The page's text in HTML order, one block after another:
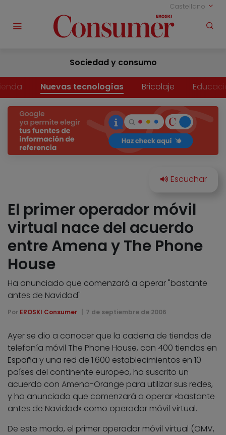
Castellano
Sociedad y consumo
Nuevas tecnologías Bricolaje
El primer operador móvil
virtual nace del acuerdo
entre Amena y The Phone
House
Ha anunciado que comenzará a operar "bastante
antes de Navidad"
Por EROSKI Consumer 7 de septiembre de 2006
Ayer se dio a conocer que la cadena de tiendas de
telefonía móvil The Phone House, con 400 tiendas en
España y una red de 1.600 establecimientos en 10
países del continente europeo, ha suscrito un
acuerdo con Amena-Orange para utilizar sus redes,
y ha anunciado que comenzará a operar «bastante
antes de Navidad» como operador móvil virtual.
De este modo, el primer operador móvil virtual (OMV,